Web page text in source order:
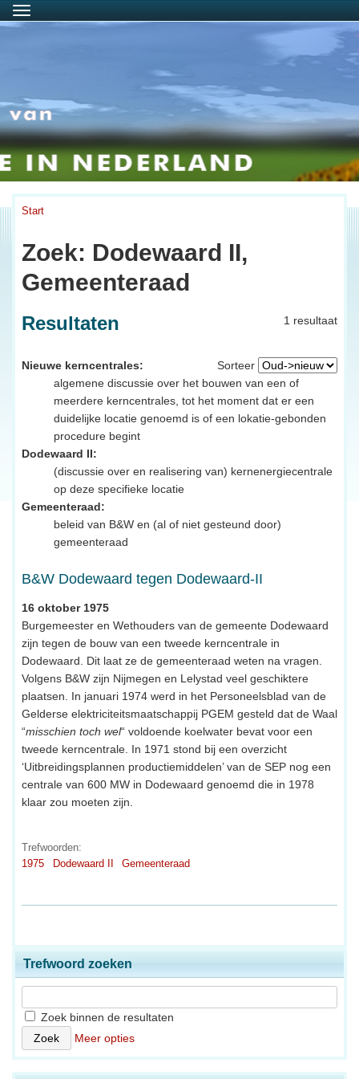
Menu
Start
Zoek: Dodewaard II,
Gemeenteraad
1 resultaat
Resultaten
Sorteer
Nieuwe kerncentrales:
algemene discussie over het bouwen van een of
meerdere kerncentrales, tot het moment dat er een
duidelijke locatie genoemd is of een lokatie-gebonden
procedure begint
Dodewaard II:
(discussie over en realisering van) kernenergiecentrale
op deze specifieke locatie
Gemeenteraad:
beleid van B&W en (al of niet gesteund door)
gemeenteraad
B&W Dodewaard tegen Dodewaard-II
16 oktober 1975
Burgemeester en Wethouders van de gemeente Dodewaard
zijn tegen de bouw van een tweede kerncentrale in
Dodewaard. Dit laat ze de gemeenteraad weten na vragen.
Volgens B&W zijn Nijmegen en Lelystad veel geschiktere
plaatsen. In januari 1974 werd in het Personeelsblad van de
Gelderse elektriciteitsmaatschappij PGEM gesteld dat de Waal
“misschien toch wel“ voldoende koelwater bevat voor een
tweede kerncentrale. In 1971 stond bij een overzicht
‘Uitbreidingsplannen productiemiddelen’ van de SEP nog een
centrale van 600 MW in Dodewaard genoemd die in 1978
klaar zou moeten zijn.
Trefwoorden:
1975
Dodewaard II Gemeenteraad
Trefwoord zoeken
Zoek binnen de resultaten
Meer opties